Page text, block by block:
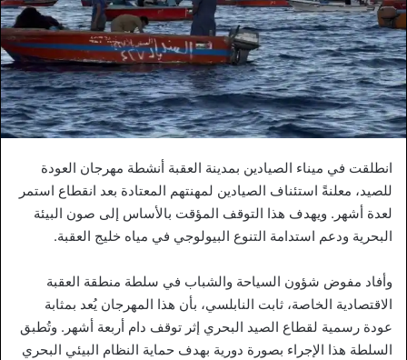
انطلقت في ميناء الصيادين بمدينة العقبة أنشطة مهرجان العودة
للصيد، معلنةً استئناف الصيادين لمهنتهم المعتادة بعد انقطاع استمر
لعدة أشهر. ويهدف هذا التوقف المؤقت بالأساس إلى صون البيئة
البحرية ودعم استدامة التنوع البيولوجي في مياه خليج العقبة.
وأفاد مفوض شؤون السياحة والشباب في سلطة منطقة العقبة
الاقتصادية الخاصة، ثابت النابلسي، بأن هذا المهرجان يُعد بمثابة
عودة رسمية لقطاع الصيد البحري إثر توقف دام أربعة أشهر. وتُطبق
السلطة هذا الإجراء بصورة دورية بهدف حماية النظام البيئي البحري